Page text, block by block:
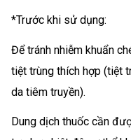
*Trước khi sử dụng:
Để tránh nhiễm khuẩn
tiệt trùng thích hợp (tiệt
da tiêm truyền).
Dung dịch thuốc cần